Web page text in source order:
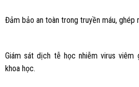
Đảm bảo an toàn trong truyền máu, ghép
Giám sát dịch tễ học nhiễm virus viêm
khoa học.